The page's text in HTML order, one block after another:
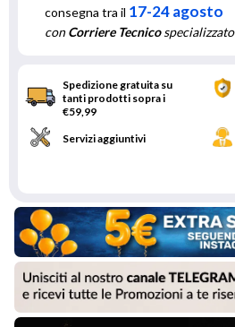
consegna tra il 17-24 agosto
conCorriere Tecnicospecializzato
Spedizione gratuita su
tanti prodotti sopra i
€59,99
Servizi aggiuntivi